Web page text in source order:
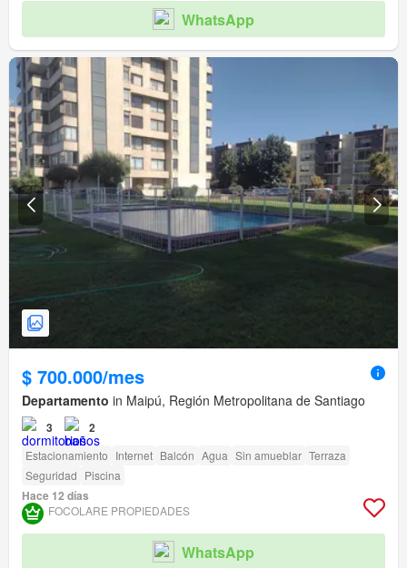
WhatsApp
$ 700.000/mes
Departamento in Maipú, Región Metropolitana de Santiago
3 2
Estacionamiento Internet Balcón Agua Sin amueblar Terraza
Seguridad Piscina
Hace 12 días
FOCOLARE PROPIEDADES
WhatsApp